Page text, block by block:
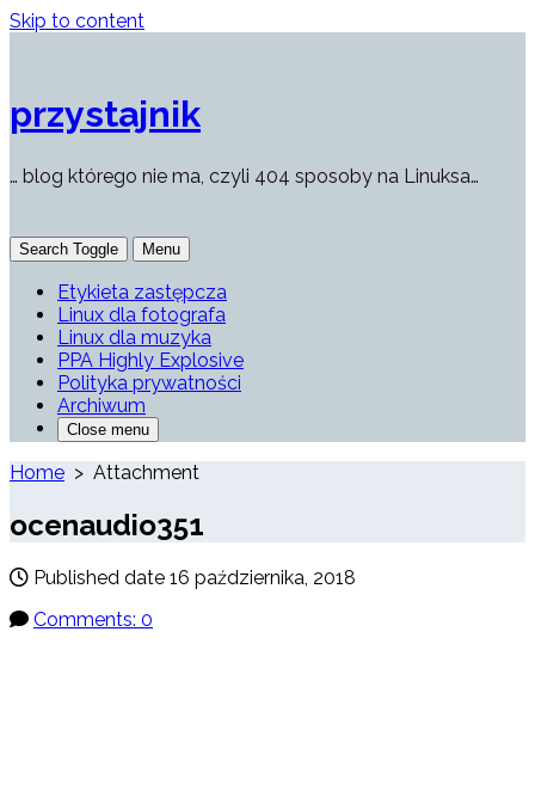
Skip to content
przystajnik
… blog którego nie ma, czyli 404 sposoby na Linuksa…
Search Toggle Menu
Etykieta zastępcza
Linux dla fotografa
Linux dla muzyka
PPA Highly Explosive
Polityka prywatności
Archiwum
Close menu
Home > Attachment
ocenaudio351
Published date 16 października, 2018
Comments: 0